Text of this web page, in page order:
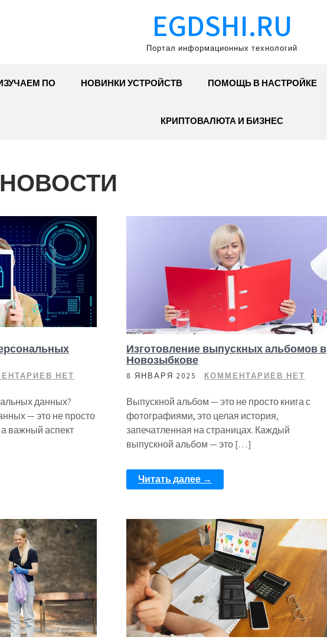
EGDSHI.RU
Портал информационных технологий
ПО НОВИНКИ УСТРОЙСТВ ПОМОЩЬ В НАСТРОЙКЕ
КРИПТОВАЛЮТА И БИЗНЕС
НОВОСТИ
НЕТ
данных?
— это не просто
важный аспект
Изготовление выпускных альбомов в
Новозыбкове
8 ЯНВАРЯ 2025 КОММЕНТАРИЕВ НЕТ
Выпускной альбом — это не просто книга с
фотографиями, это целая история,
запечатленная на страницах. Каждый
выпускной альбом — это […]
Читать далее →